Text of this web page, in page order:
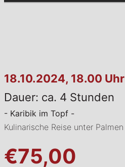
18.10.2024, 18.00 Uhr
Dauer: ca. 4 Stunden
- Karibik im Topf -
Kulinarische Reise unter Palmen
€75,00